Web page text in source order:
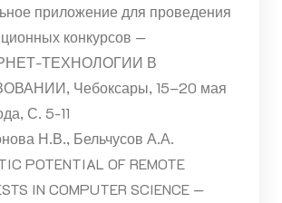
приложение для проведения
конкурсов —
ТЕХНОЛОГИИ В
Чебоксары, 15–20 мая
С. 5-11
Н.В., Бельчусов А.А.
POTENTIAL OF REMOTE
IN COMPUTER SCIENCE —